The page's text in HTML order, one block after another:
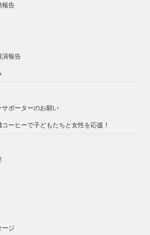
報告
演報告
ポーターのお願い
ーヒーで子どもたちと女性を応援！
ージ